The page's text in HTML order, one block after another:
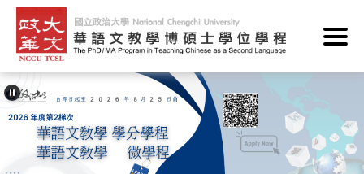
跳
到
主
要
內
容